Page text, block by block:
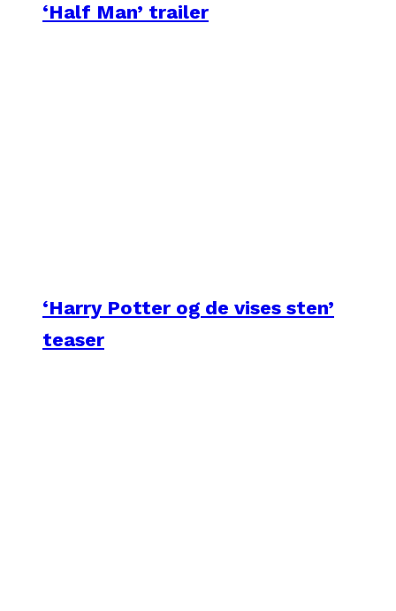
‘Half Man’ trailer
‘Harry Potter og de vises sten’
teaser